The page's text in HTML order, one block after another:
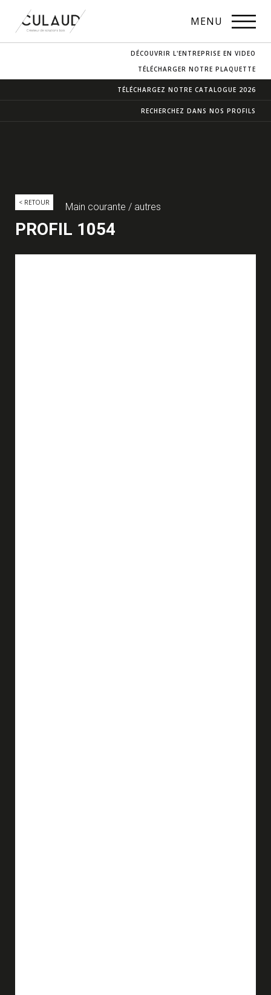
MENU
CONTACT & ACCÈS
DÉCOUVRIR L'ENTREPRISE EN VIDEO
TÉLÉCHARGER NOTRE PLAQUETTE
TÉLÉCHARGEZ NOTRE CATALOGUE 2026
RECHERCHEZ DANS NOS PROFILS
< RETOUR Main courante / autres
PROFIL 1054